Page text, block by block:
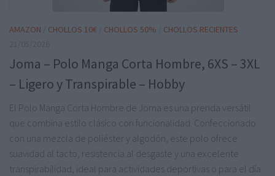
AMAZON CHOLLOS 10€ CHOLLOS 50%
CHOLLOS RECIENTES
Joma – Polo Manga Corta Hombre, 6XS – 3XL
– Ligero y Transpirable – Hobby
El Polo Manga Corta Hombre de Joma es una prenda versátil
que combina estilo clásico con funcionalidad. Confeccionado
con una mezcla de poliéster y algodón, este polo ofrece
suavidad al tacto, resistencia al desgaste y una excelente
transpirabilidad, ideal para actividades deportivas o para el día